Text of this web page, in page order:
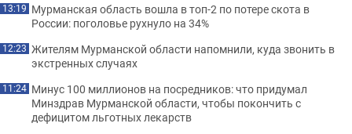
13:19 Мурманская область вошла в топ-2 по потере скота в
России: поголовье рухнуло на 34%
12:23 Жителям Мурманской области напомнили, куда звонить в
экстренных случаях
11:24 Минус 100 миллионов на посредников: что придумал
Минздрав Мурманской области, чтобы покончить с
дефицитом льготных лекарств